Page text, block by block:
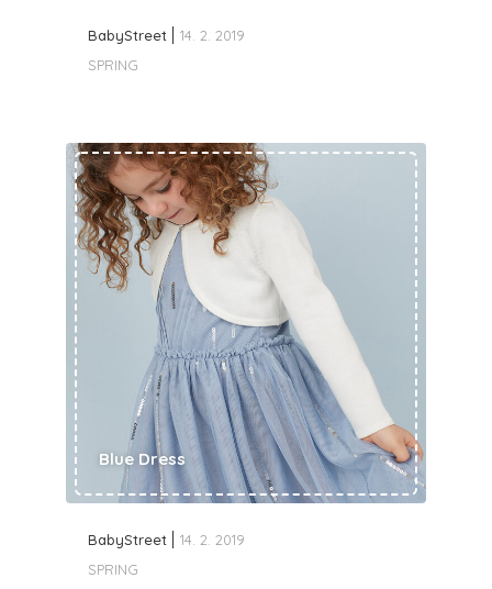
BabyStreet 14. 2. 2019
SPRING
BabyStreet 14. 2. 2019
Blue Dress
SPRING